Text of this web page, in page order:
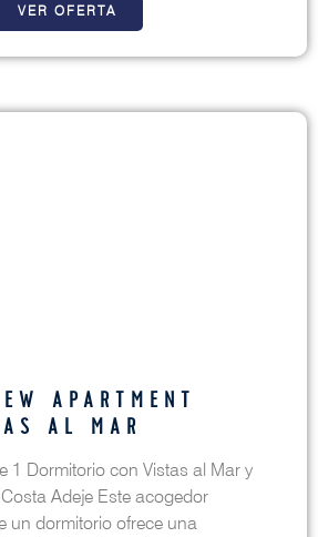
VER OFERTA
APARTMENT
AL MAR
1 Dormitorio con Vistas al Mar y
Adeje Este acogedor
un dormitorio ofrece una